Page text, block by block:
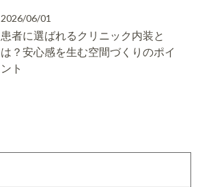
2026/06/01
患者に選ばれるクリニック内装と
は？安心感を生む空間づくりのポイ
ント